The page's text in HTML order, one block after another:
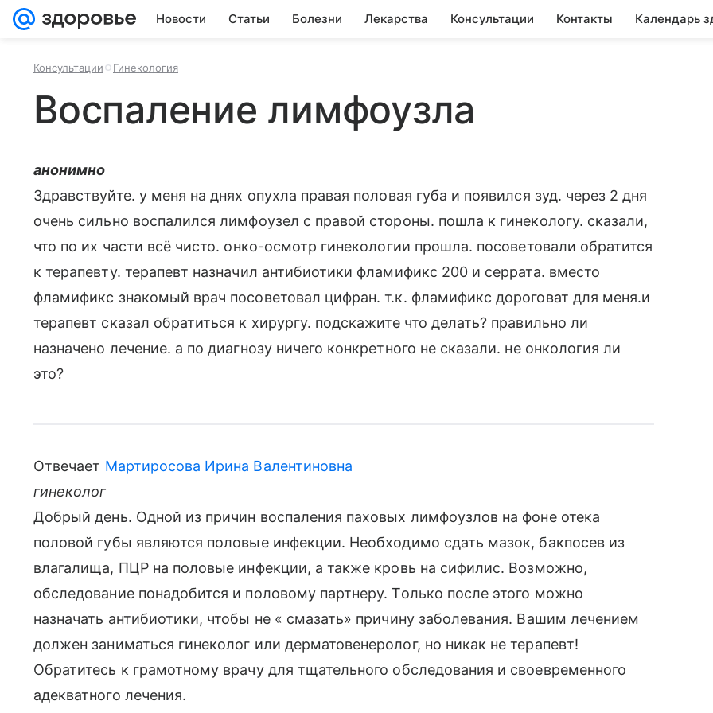
Новости Статьи Болезни Лекарства Консультации Контакты Календарь
Консультации Гинекология
Воспаление лимфоузла
анонимно
Здравствуйте. у меня на днях опухла правая половая губа и появился зуд. через 2 дня
очень сильно воспалился лимфоузел с правой стороны. пошла к гинекологу. сказали,
что по их части всё чисто. онко-осмотр гинекологии прошла. посоветовали обратится
к терапевту. терапевт назначил антибиотики фламификс 200 и серрата. вместо
фламификс знакомый врач посоветовал цифран. т.к. фламификс дороговат для меня.и
терапевт сказал обратиться к хирургу. подскажите что делать? правильно ли
назначено лечение. а по диагнозу ничего конкретного не сказали. не онкология ли
это?
Отвечает Мартиросова Ирина Валентиновна
гинеколог
Добрый день. Одной из причин воспаления паховых лимфоузлов на фоне отека
половой губы являются половые инфекции. Необходимо сдать мазок, бакпосев из
влагалища, ПЦР на половые инфекции, а также кровь на сифилис. Возможно,
обследование понадобится и половому партнеру. Только после этого можно
назначать антибиотики, чтобы не « смазать» причину заболевания. Вашим лечением
должен заниматься гинеколог или дерматовенеролог, но никак не терапевт!
Обратитесь к грамотному врачу для тщательного обследования и своевременного
адекватного лечения.